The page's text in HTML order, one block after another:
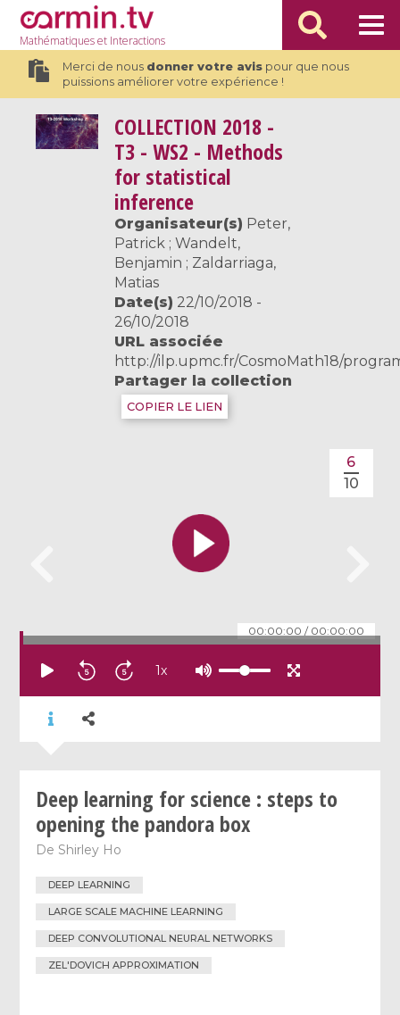
Mathématiqueset Interactions
Merci de nous donner votre avispour que nous
puissions améliorer votre expérience !
COLLECTION 2018 -
T3 - WS2 - Methods
for statistical
inference
Organisateur(s) Peter,
Patrick ; Wandelt,
Benjamin ; Zaldarriaga,
Matias
Date(s) 22/10/2018 -
26/10/2018
URL associée
http://ilp.upmc.fr/CosmoMath18/
Partager la collection
COPIER LE LIEN
00:00:00 / 00:00:00
6
10
1x
Deep learning for science : steps to
opening the pandora box
De Shirley Ho
DEEP LEARNING
LARGE SCALE MACHINE LEARNING
DEEP CONVOLUTIONAL NEURAL NETWORKS
ZEL'DOVICH APPROXIMATION